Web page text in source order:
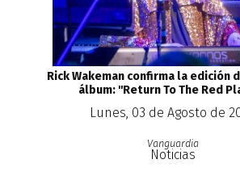
Rick Wakeman confirma la edición
álbum: ''Return To The Red
Lunes, 03 de Agosto de
Vanguardia
Noticias